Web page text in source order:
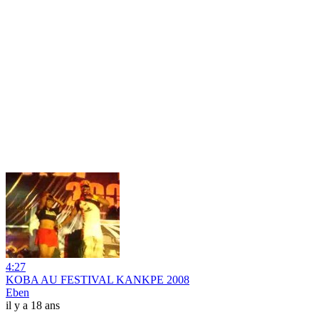
4:27
KOBA AU FESTIVAL KANKPE 2008
Eben
il y a 18 ans